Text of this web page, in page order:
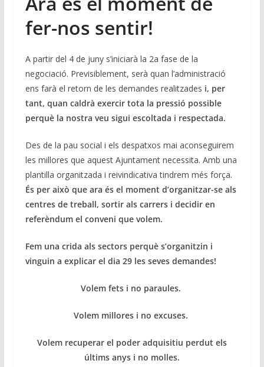
fer-nos sentir!
A partir del 4 de juny s’iniciarà la 2a fase de la
negociació. Previsiblement, serà quan l’administració
ens farà el retorn de les demandes realitzades i, per
tant, quan caldrà exercir tota la pressió possible
perquè la nostra veu sigui escoltada i respectada.
Des de la pau social i els despatxos mai aconseguirem
les millores que aquest Ajuntament necessita. Amb una
plantilla organitzada i reivindicativa tindrem més força.
És per això que ara és el moment d’organitzar-se als
centres de treball, sortir als carrers i decidir en
referèndum el conveni que volem.
Fem una crida als sectors perquè s’organitzin i
vinguin a explicar el dia 29 les seves demandes!
Volem fets i no paraules.
Volem millores i no excuses.
Volem recuperar el poder adquisitiu perdut els
últims anys i no molles.